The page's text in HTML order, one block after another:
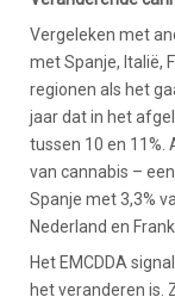
Vergeleken met
met Spanje, Italië,
regionen als het
jaar dat in het
tussen 10 en 11%.
van cannabis –
Spanje met 3,3%
Nederland en
Het EMCDDA
het veranderen is.